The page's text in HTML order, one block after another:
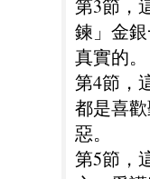
第3節，
鍊」金
真實的。
第4節，
都是喜
惡。
第5節，